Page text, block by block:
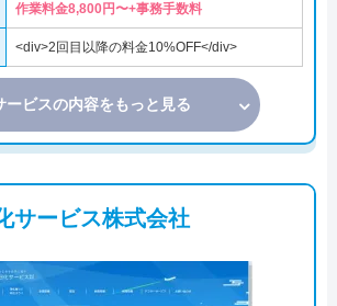
作業料金8,800円〜+事務手数料
<div>2回目以降の料金10%OFF</div>
ービスの内容をもっと見る
サービス株式会社